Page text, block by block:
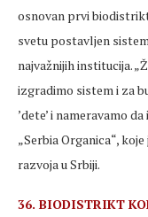
osnovan prvi
svetu postavljen
najvažnijih institucija.
izgradimo sistem i za
’dete’ i nameravamo
„Serbia Organica“,
razvoja u Srbiji.
36. BIODISTRIKT